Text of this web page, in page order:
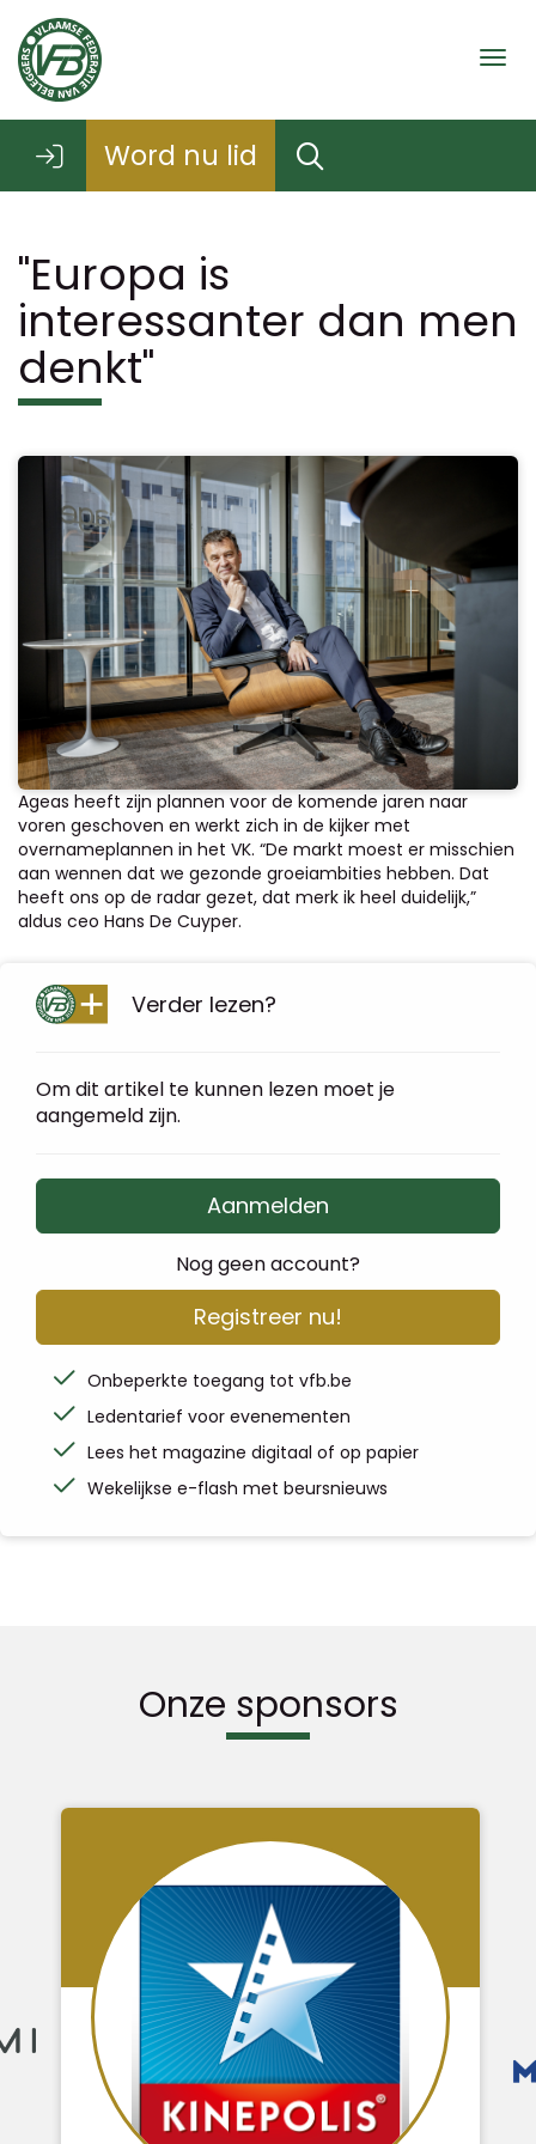
Word nu lid
"Europa is
interessanter dan men
denkt"
Ageas heeft zijn plannen voor de komende jaren naar
voren geschoven en werkt zich in de kijker met
overnameplannen in het VK. “De markt moest er misschien
aan wennen dat we gezonde groeiambities hebben. Dat
heeft ons op de radar gezet, dat merk ik heel duidelijk,”
aldus ceo Hans De Cuyper.
Verder lezen?
Om dit artikel te kunnen lezen moet je
aangemeld zijn.
Aanmelden
Nog geen account?
Registreer nu!
Onbeperkte toegang tot vfb.be
Ledentarief voor evenementen
Lees het magazine digitaal of op papier
Wekelijkse e-flash met beursnieuws
Onze sponsors